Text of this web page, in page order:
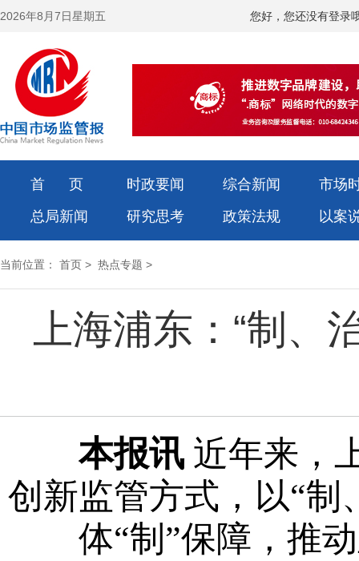
2026年8月7日星期五 您好，您还没有登录
首 页 时政要闻 综合新闻
市场
总局新闻
研究思考 政策法规 以案
当前位置： 首页 > 热点专题 >
上海浦东：“制、
本报讯 近年来，
创新监管方式，以“制
体“制”保障，推动